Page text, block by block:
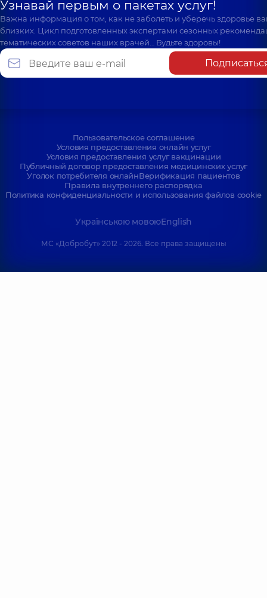
Узнавай первым о пакетах услуг!
Важна информация о том, как не заболеть и уберечь здоровье
близких. Цикл подготовленных экспертами сезонных
тематических советов наших врачей… Будьте здоровы!
Пользовательское соглашение
Условия предоставления онлайн услуг
Условия предоставления услуг вакцинации
Публичный договор предоставления медицинских услуг
Уголок потребителя онлайнВерификация пациентов
Правила внутреннего распорядка
Политика конфиденциальности и использования файлов cookie
Українською мовоюEnglish
МС «Добробут» 2012 - 2026. Все права защищены